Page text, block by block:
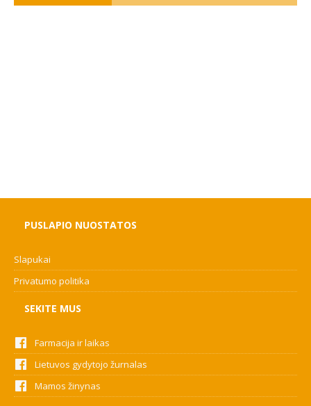
PUSLAPIO NUOSTATOS
Slapukai
Privatumo politika
SEKITE MUS
Farmacija ir laikas
Lietuvos gydytojo žurnalas
Mamos žinynas